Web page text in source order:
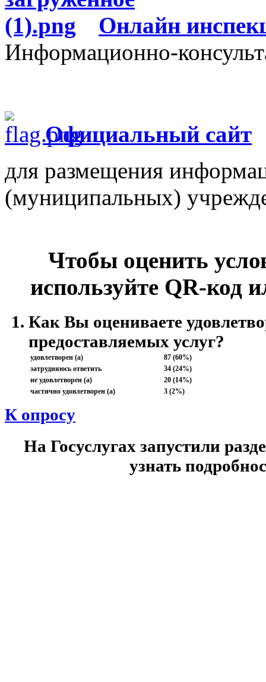
Онлайн
Информационно-
Официальный сайт
для размещения
(муниципальных)
Чтобы оценить
используйте QR-код
Как Вы оцениваете
предоставляемых услуг?
удовлетворен (а)
87 (60%)
затрудняюсь ответить
34 (24%)
не удовлетворен (а)
20 (14%)
частично удовлетворен (а)
3 (2%)
К опросу
На Госуслугах запустили
узнать